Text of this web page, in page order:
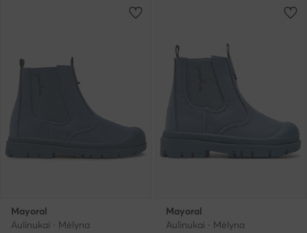
Mayoral
Aulinukai · Mėlyna
Mayoral
Aulinukai · Mėlyna